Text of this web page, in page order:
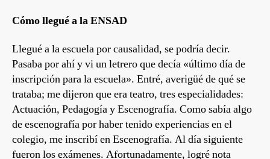
Cómo llegué a la ENSAD
Llegué a la escuela por causalidad, se podría decir.
Pasaba por ahí y vi un letrero que decía «último día de
inscripción para la escuela». Entré, averigüé de qué se
trataba; me dijeron que era teatro, tres especialidades:
Actuación, Pedagogía y Escenografía. Como sabía algo
de escenografía por haber tenido experiencias en el
colegio, me inscribí en Escenografía. Al día siguiente
fueron los exámenes. Afortunadamente, logré nota